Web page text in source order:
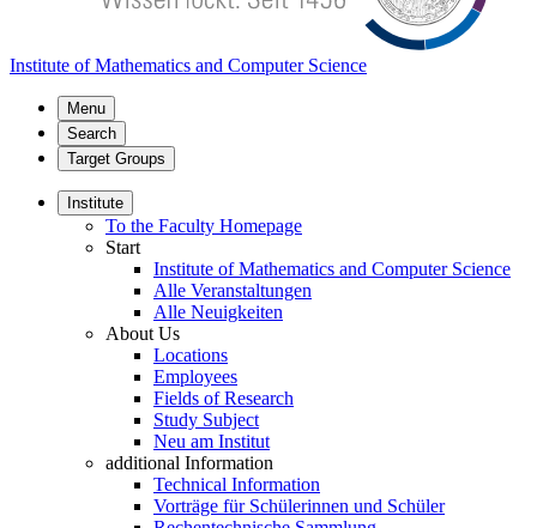
Institute of Mathematics and Computer Science
Menu
Search
Target Groups
Institute
To the Faculty Homepage
Start
Institute of Mathematics and Computer Science
Alle Veranstaltungen
Alle Neuigkeiten
About Us
Locations
Employees
Fields of Research
Study Subject
Neu am Institut
additional Information
Technical Information
Vorträge für Schülerinnen und Schüler